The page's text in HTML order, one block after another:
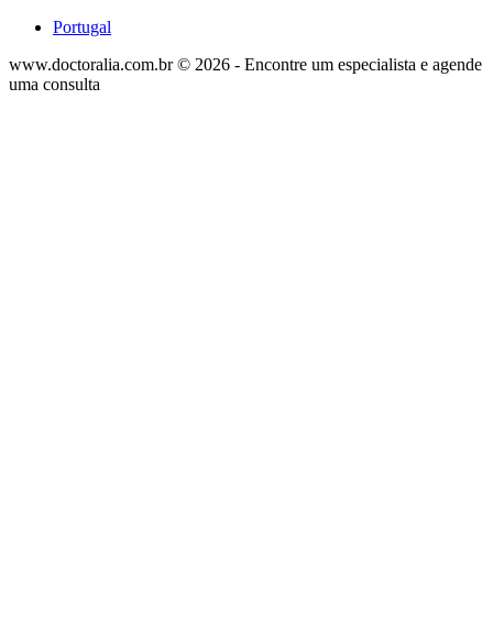
Portugal
www.doctoralia.com.br © 2026 - Encontre um especialista e agende
uma consulta